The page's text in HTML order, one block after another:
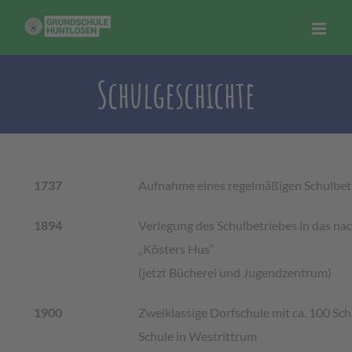
Inhalt
springen
Schulgeschichte
1737 Aufnahme eines regelmäßigen
1894
Verlegung des Schulbetriebes in das
„Kösters Hus“
(jetzt Bücherei und Jugendzentrum)
1900
Zweiklassige Dorfschule mit ca. 100
Schule in Westrittrum